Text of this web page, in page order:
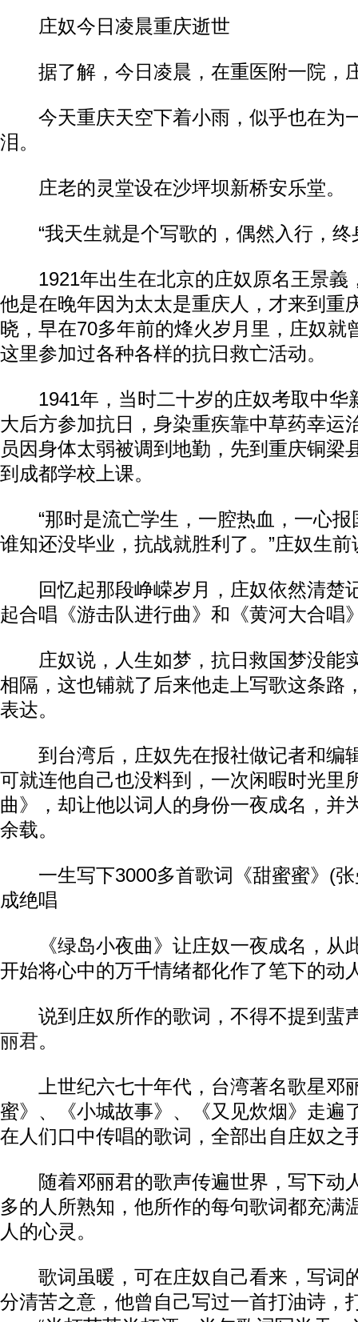
庄奴今日凌晨重庆逝世
据了解，今日凌晨，在重医附一院，
今天重庆天空下着小雨，似乎也在为
泪。
庄老的灵堂设在沙坪坝新桥安乐堂。
“我天生就是个写歌的，偶然入行，终
1921年出生在北京的庄奴原名王景義
他是在晚年因为太太是重庆人，才来到重
晓，早在70多年前的烽火岁月里，庄奴就
这里参加过各种各样的抗日救亡活动。
1941年，当时二十岁的庄奴考取中华
大后方参加抗日，身染重疾靠中草药幸运
员因身体太弱被调到地勤，先到重庆铜梁
到成都学校上课。
“那时是流亡学生，一腔热血，一心报
谁知还没毕业，抗战就胜利了。”庄奴生前
回忆起那段峥嵘岁月，庄奴依然清楚
起合唱《游击队进行曲》和《黄河大合唱
庄奴说，人生如梦，抗日救国梦没能
相隔，这也铺就了后来他走上写歌这条路
表达。
到台湾后，庄奴先在报社做记者和编
可就连他自己也没料到，一次闲暇时光里
曲》，却让他以词人的身份一夜成名，并
余载。
一生写下3000多首歌词《甜蜜蜜》(
成绝唱
《绿岛小夜曲》让庄奴一夜成名，从
开始将心中的万千情绪都化作了笔下的动
说到庄奴所作的歌词，不得不提到蜚
丽君。
上世纪六七十年代，台湾著名歌星邓
蜜》、《小城故事》、《又见炊烟》走遍
在人们口中传唱的歌词，全部出自庄奴之
随着邓丽君的歌声传遍世界，写下动
多的人所熟知，他所作的每句歌词都充满
人的心灵。
歌词虽暖，可在庄奴自己看来，写词
分清苦之意，他曾自己写过一首打油诗，